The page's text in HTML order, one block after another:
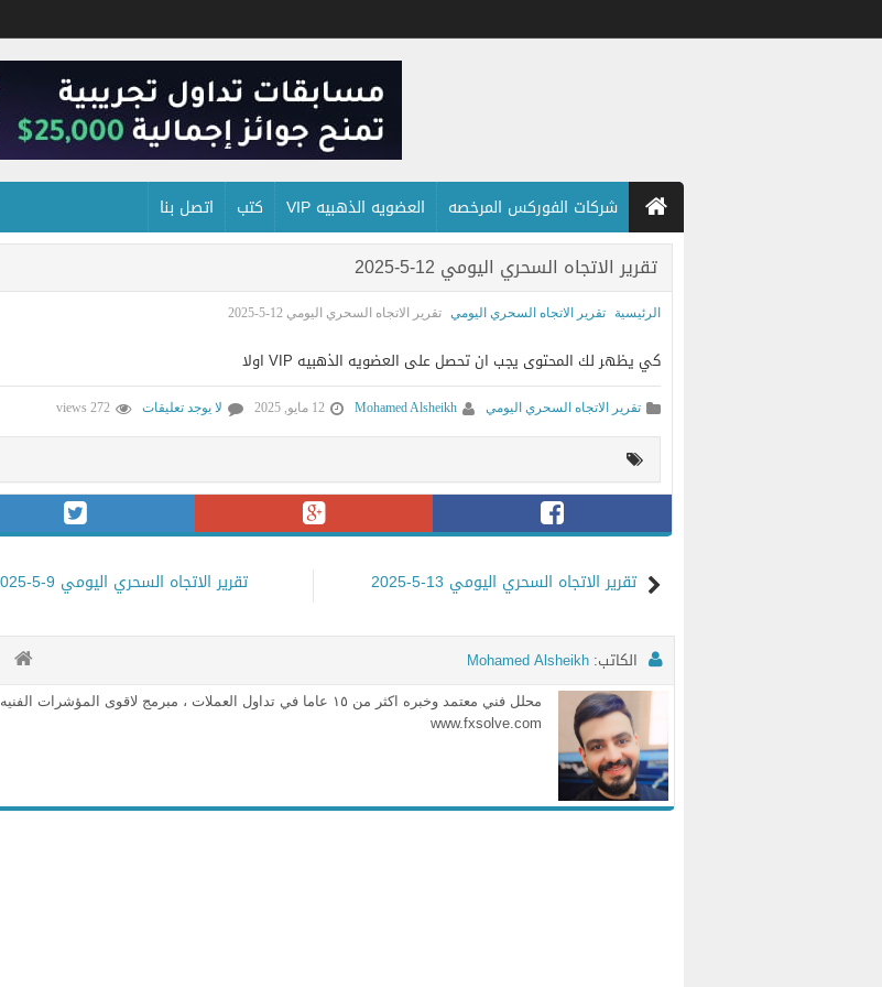
شركات الفوركس المرخصه العضويه الذهبيه VIP كتب اتصل بنا
تقرير الاتجاه السحري اليومي 12-5-2025
الرئيسية تقرير الاتجاه السحري اليومي تقرير الاتجاه السحري اليومي 12-5-2025
كي يظهر لك المحتوى يجب ان تحصل على العضويه الذهبيه VIP اولا
تقرير الاتجاه السحري اليومي Mohamed Alsheikh 12 مايو, 2025 لا يوجد تعليقات 272 views
تقرير الاتجاه السحري اليومي 9-5-2025 تقرير الاتجاه السحري اليومي 13-5-2025
الكاتب: Mohamed Alsheikh
محلل فني معتمد وخبره اكثر من ١٥ عاما في تداول العملات ، مبرمج لاقوى المؤشرات الفنيه
www.fxsolve.com